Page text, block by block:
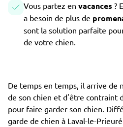
Vous partez en vacances ?
a besoin de plus de
sont la solution parfaite
de votre chien.
De temps en temps, il arrive de
de son chien et d'être contraint
pour faire garder son chien.
garde de chien à Laval-le-